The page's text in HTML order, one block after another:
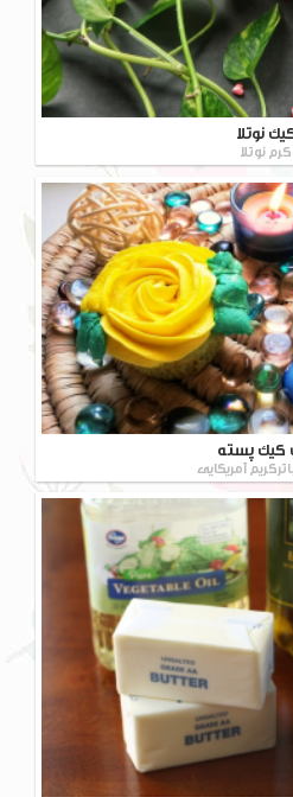
نوتلا
کرم نوتلا
کیک پسته
آمریکایی